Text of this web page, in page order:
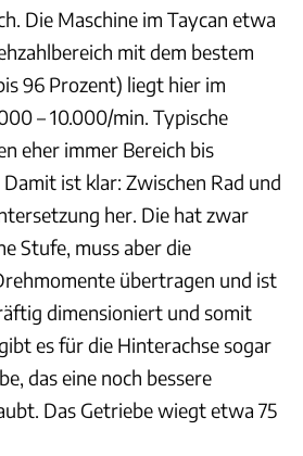
Die Maschine im Taycan etwa
mit dem bestem
96 Prozent) liegt hier im
– 10.000/min. Typische
eher immer Bereich bis
ist klar: Zwischen Rad und
her. Die hat zwar
Stufe, muss aber die
übertragen und ist
dimensioniert und somit
es für die Hinterachse sogar
das eine noch bessere
Das Getriebe wiegt etwa 75